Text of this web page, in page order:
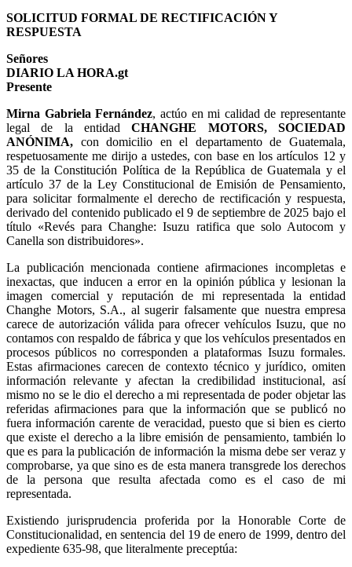
SOLICITUD FORMAL DE RECTIFICACIÓN Y
RESPUESTA
Señores
DIARIO LA HORA.gt
Presente
Mirna Gabriela Fernández, actúo en mi calidad de representante
legal de la entidadCHANGHE MOTORS, SOCIEDAD
ANÓNIMA, con domicilio en el departamento de Guatemala,
respetuosamente me dirijo a ustedes, con base en los artículos 12 y
35 de la Constitución Política de la República de Guatemala y el
artículo 37 de la Ley Constitucional de Emisión de Pensamiento,
para solicitar formalmente el derecho de rectificación y respuesta,
derivado del contenido publicado el 9 de septiembre de 2025 bajo el
título «Revés para Changhe: Isuzu ratifica que solo Autocom y
Canella son distribuidores».
La publicación mencionada contiene afirmaciones incompletas e
inexactas, que inducen a error en la opinión pública y lesionan la
imagen comercial y reputación de mi representada la entidad
Changhe Motors, S.A., al sugerir falsamente que nuestra empresa
carece de autorización válida para ofrecer vehículos Isuzu, que no
contamos con respaldo de fábrica y que los vehículos presentados en
procesos públicos no corresponden a plataformas Isuzu formales.
Estas afirmaciones carecen de contexto técnico y jurídico, omiten
información relevante y afectan la credibilidad institucional, así
mismo no se le dio el derecho a mi representada de poder objetar las
referidas afirmaciones para que la información que se publicó no
fuera información carente de veracidad, puesto que si bien es cierto
que existe el derecho a la libre emisión de pensamiento, también lo
que es para la publicación de información la misma debe ser veraz y
comprobarse, ya que sino es de esta manera transgrede los derechos
de la persona que resulta afectada como es el caso de mi
representada.
Existiendo jurisprudencia proferida por la Honorable Corte de
Constitucionalidad, en sentencia del 19 de enero de 1999, dentro del
expediente 635-98, que literalmente preceptúa: